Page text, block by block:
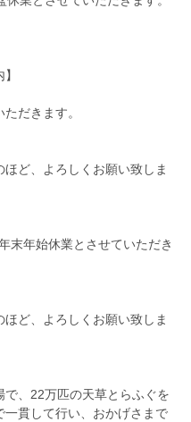
だきます。
ど、よろしくお願い致しま
末年始休業とさせていただき
ど、よろしくお願い致しま
、22万匹の天草とらふぐを
貫して行い、おかげさまで